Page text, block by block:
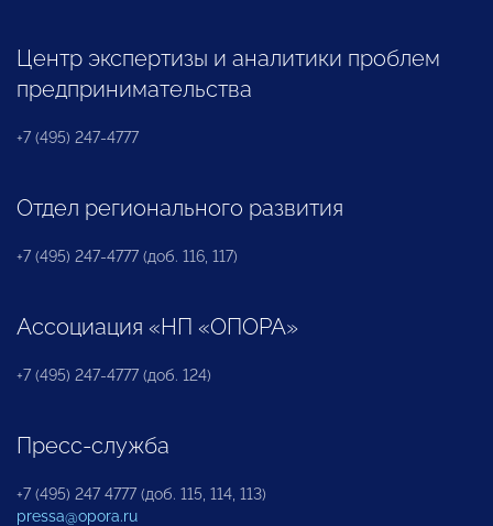
Центр экспертизы и аналитики проблем
предпринимательства
+7 (495) 247-4777
Отдел регионального развития
+7 (495) 247-4777 (доб. 116, 117)
Ассоциация «НП «ОПОРА»
+7 (495) 247-4777 (доб. 124)
Пресс-служба
+7 (495) 247 4777 (доб. 115, 114, 113)
pressa@opora.ru